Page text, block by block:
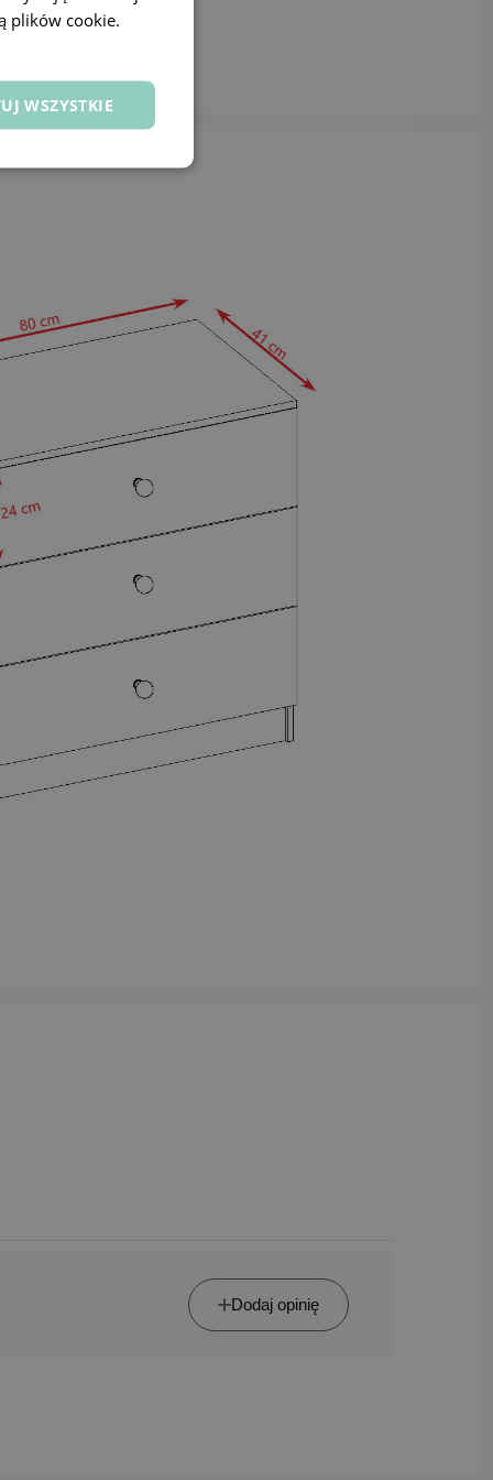
Dodaj opinię
plików cookie.
WSZYSTKIE